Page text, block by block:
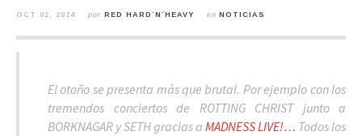
OCT 02, 2024 por RED HARD´N´HEAVY en NOTICIAS
El otoño se presenta más que brutal. Por ejemplo con los
tremendos conciertos de ROTTING CHRIST junto a
BORKNAGAR y SETH gracias a MADNESS LIVE!… Todos los